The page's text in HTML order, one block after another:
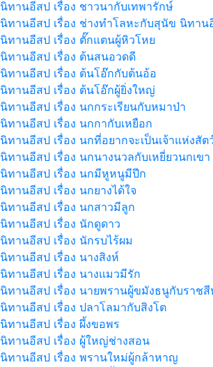
นิทานอีสป เรื่อง ชาวนากับเทพารักษ์
นิทานอีสป เรื่อง ช่างทำโลหะกับสุนัข นิทาน
นิทานอีสป เรื่อง ตั๊กแตนผู้หิวโหย
นิทานอีสป เรื่อง ต้นสนอวดดี
นิทานอีสป เรื่อง ต้นโอ๊กกับต้นอ้อ
นิทานอีสป เรื่อง ต้นโอ๊กผู้ยิ่งใหญ่
นิทานอีสป เรื่อง นกกระเรียนกับหมาป่า
นิทานอีสป เรื่อง นกกากับเหยือก
นิทานอีสป เรื่อง นกที่อยากจะเป็นเจ้าแห่งสัต
นิทานอีสป เรื่อง นกนางนวลกับเหยี่ยวนกเขา
นิทานอีสป เรื่อง นกมีหูหนูมีปีก
นิทานอีสป เรื่อง นกยางได้ใจ
นิทานอีสป เรื่อง นกสาวมีลูก
นิทานอีสป เรื่อง นักดูดาว
นิทานอีสป เรื่อง นักรบไร้ผม
นิทานอีสป เรื่อง นางสิงห์
นิทานอีสป เรื่อง นางแมวมีรัก
นิทานอีสป เรื่อง นายพรานผู้ขมังธนูกับราชสี
นิทานอีสป เรื่อง ปลาโลมากับสิงโต
นิทานอีสป เรื่อง ผึ้งขอพร
นิทานอีสป เรื่อง ผู้ใหญ่ช่างสอน
นิทานอีสป เรื่อง พรานใหม่ผู้กล้าหาญ